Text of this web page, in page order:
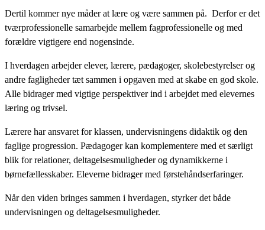
Dertil kommer nye måder at lære og være sammen på. Derfor er det
tværprofessionelle samarbejde mellem fagprofessionelle og med
forældre vigtigere end nogensinde.
I hverdagen arbejder elever, lærere, pædagoger, skolebestyrelser og
andre fagligheder tæt sammen i opgaven med at skabe en god skole.
Alle bidrager med vigtige perspektiver ind i arbejdet med elevernes
læring og trivsel.
Lærere har ansvaret for klassen, undervisningens didaktik og den
faglige progression. Pædagoger kan komplementere med et særligt
blik for relationer, deltagelsesmuligheder og dynamikkerne i
børnefællesskaber. Eleverne bidrager med førstehåndserfaringer.
Når den viden bringes sammen i hverdagen, styrker det både
undervisningen og deltagelsesmuligheder.